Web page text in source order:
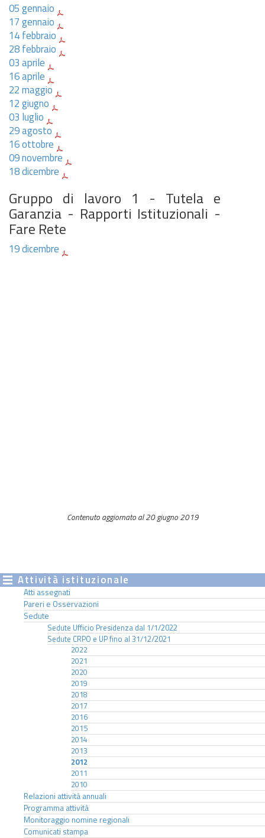
05 gennaio
17 gennaio
14 febbraio
28 febbraio
03 aprile
16 aprile
22 maggio
12 giugno
03 luglio
29 agosto
16 ottobre
09 novembre
18 dicembre
Gruppo di lavoro 1 - Tutela e
Garanzia - Rapporti Istituzionali -
Fare Rete
19 dicembre
Contenuto aggiornato al 20 giugno 2019
Attività istituzionale
Atti assegnati
Pareri e Osservazioni
Sedute
Sedute Ufficio Presidenza dal 1/1/2022
Sedute CRPO e UP fino al 31/12/2021
2022
2021
2020
2019
2018
2017
2016
2015
2014
2013
2012
2011
2010
Relazioni attività annuali
Programma attività
Monitoraggio nomine regionali
Comunicati stampa